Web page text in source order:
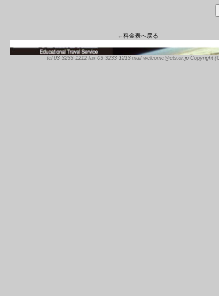
←料金表へ戻る
tel 03-3233-1212 fax 03-3233-1213 mail-welcome@ets.or.jp Copyright